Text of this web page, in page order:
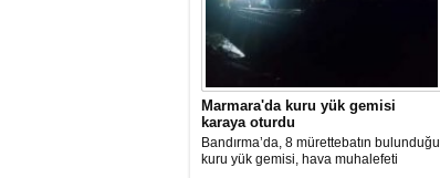
Marmara'da kuru yük gemisi
karaya oturdu
Bandırma’da, 8 mürettebatın bulunduğu
kuru yük gemisi, hava muhalefeti